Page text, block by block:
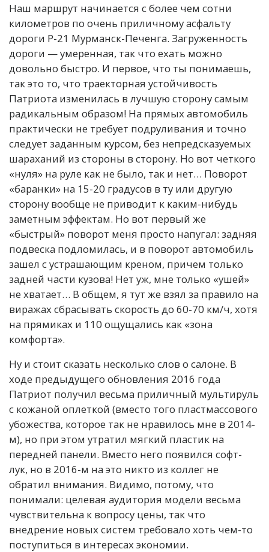
Наш маршрут начинается с более чем сотни
километров по очень приличному асфальту
дороги Р-21 Мурманск-Печенга. Загруженность
дороги — умеренная, так что ехать можно
довольно быстро. И первое, что ты понимаешь,
так это то, что траекторная устойчивость
Патриота изменилась в лучшую сторону самым
радикальным образом! На прямых автомобиль
практически не требует подруливания и точно
следует заданным курсом, без непредсказуемых
шараханий из стороны в сторону. Но вот четкого
«нуля» на руле как не было, так и нет… Поворот
«баранки» на 15-20 градусов в ту или другую
сторону вообще не приводит к каким-нибудь
заметным эффектам. Но вот первый же
«быстрый» поворот меня просто напугал: задняя
подвеска подломилась, и в поворот автомобиль
зашел с устрашающим креном, причем только
задней части кузова! Нет уж, мне только «ушей»
не хватает… В общем, я тут же взял за правило на
виражах сбрасывать скорость до 60-70 км/ч, хотя
на прямиках и 110 ощущались как «зона
комфорта».
Ну и стоит сказать несколько слов о салоне. В
ходе предыдущего обновления 2016 года
Патриот получил весьма приличный мультируль
с кожаной оплеткой (вместо того пластмассового
убожества, которое так не нравилось мне в 2014-
м), но при этом утратил мягкий пластик на
передней панели. Вместо него появился софт-
лук, но в 2016-м на это никто из коллег не
обратил внимания. Видимо, потому, что
понимали: целевая аудитория модели весьма
чувствительна к вопросу цены, так что
внедрение новых систем требовало хоть чем-то
поступиться в интересах экономии.